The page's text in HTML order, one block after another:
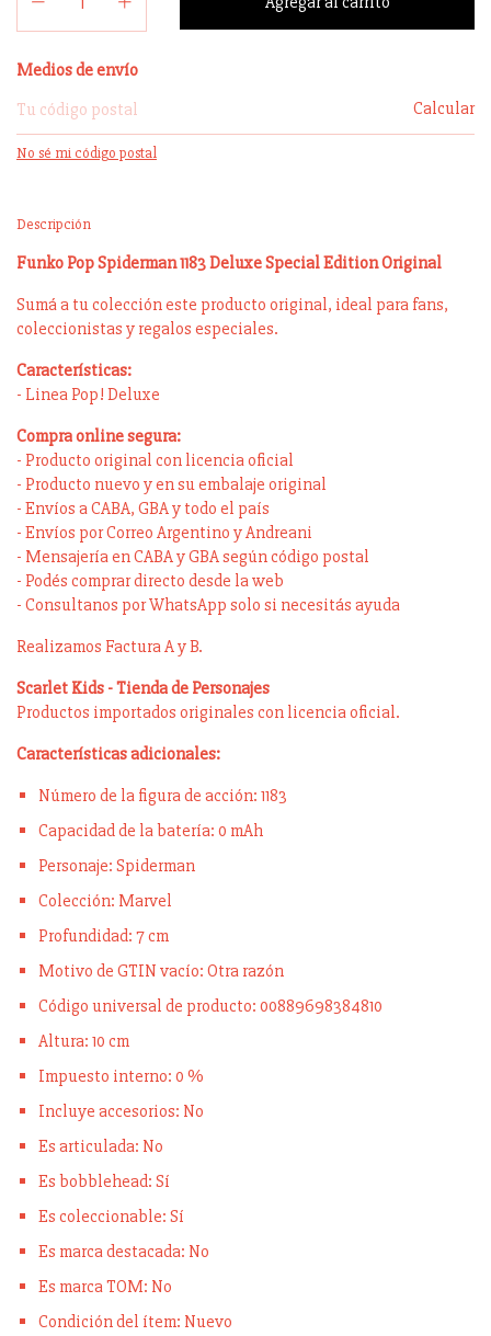
Entregas para el CP:
Medios de envío
Calcular
No sé mi código postal
Descripción
Funko Pop Spiderman 1183 Deluxe Special Edition Original
Sumá a tu colección este producto original, ideal para fans,
coleccionistas y regalos especiales.
Características:
- Linea Pop! Deluxe
Compra online segura:
- Producto original con licencia oficial
- Producto nuevo y en su embalaje original
- Envíos a CABA, GBA y todo el país
- Envíos por Correo Argentino y Andreani
- Mensajería en CABA y GBA según código postal
- Podés comprar directo desde la web
- Consultanos por WhatsApp solo si necesitás ayuda
Realizamos Factura A y B.
Scarlet Kids - Tienda de Personajes
Productos importados originales con licencia oficial.
Características adicionales:
Número de la figura de acción: 1183
Capacidad de la batería: 0 mAh
Personaje: Spiderman
Colección: Marvel
Profundidad: 7 cm
Motivo de GTIN vacío: Otra razón
Código universal de producto: 00889698384810
Altura: 10 cm
Impuesto interno: 0 %
Incluye accesorios: No
Es articulada: No
Es bobblehead: Sí
Es coleccionable: Sí
Es marca destacada: No
Es marca TOM: No
Condición del ítem: Nuevo